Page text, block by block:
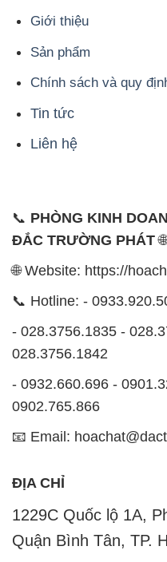
Giới thiệu
Sản phẩm
Chính sách và quy
Tin tức
Liên hệ
📞 PHÒNG KINH
ĐẮC TRƯỜNG PHÁT🌐
🌐 Website: https://
📞 Hotline: -
- 028.3756.1835 -
028.3756.1842
- 0932.660.696 -
0902.765.866
📧 Email:
ĐỊA CHỈ
1229C Quốc lộ 1A,
Quận Bình Tân, TP.